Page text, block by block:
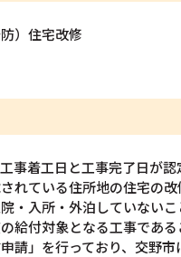
）住宅改修
事着工日と工事完了日が認
れている住所地の住宅の改
・入所・外泊していないこ
給付対象となる工事である
請」を行っており、交野